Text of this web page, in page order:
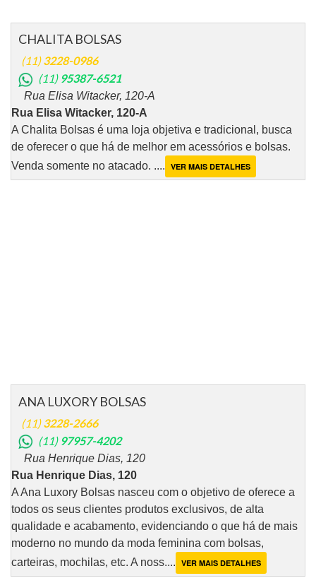
CHALITA BOLSAS
(11)3228-0986
(11) 95387-6521
Rua Elisa Witacker, 120-A
Rua Elisa Witacker, 120-A
A Chalita Bolsas é uma loja objetiva e tradicional, busca
de oferecer o que há de melhor em acessórios e bolsas.
Venda somente no atacado. .... VER MAIS DETALHES
ANA LUXORY BOLSAS
(11)3228-2666
(11) 97957-4202
Rua Henrique Dias, 120
Rua Henrique Dias, 120
A Ana Luxory Bolsas nasceu com o objetivo de oferece a
todos os seus clientes produtos exclusivos, de alta
qualidade e acabamento, evidenciando o que há de mais
moderno no mundo da moda feminina com bolsas,
carteiras, mochilas, etc. A noss.... VER MAIS DETALHES